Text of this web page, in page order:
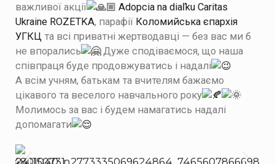
важливої акції
Adopcia na diaľku Caritas
Ukraine ROZETKA, парафії Коломийська єпархія
УГКЦ та всі приватні жертводавці — без вас ми б
не впорались
Дуже сподіваємося, що наша
співпраця буде продовжуватись і надалі
А всім учням, батькам та вчителям бажаємо
цікавого та веселого навчального року
Молимось за вас і будем намагатись надалі
допомагати